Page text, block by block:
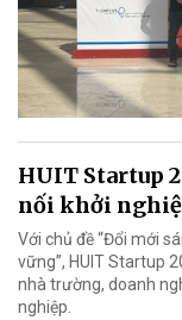
HUIT Startup
nối khởi
Với chủ đề “Đổi mới
vững”, HUIT Startup
nhà trường, doanh
nghiệp.